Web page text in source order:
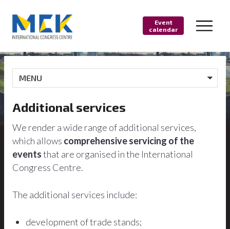
Event
calendar
MENU
Additional services
We render a wide range of additional services,
which allows comprehensive servicing of the
eventsthat are organised in the International
Congress Centre.
The additional services include:
development of trade stands;